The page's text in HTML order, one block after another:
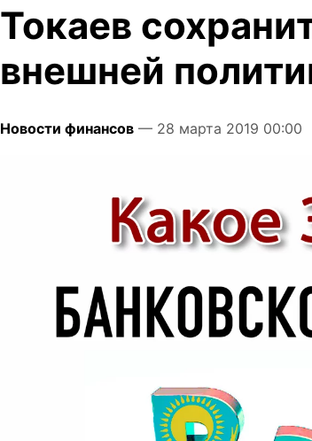
Токаев
внешней
Новости финансов — 28 марта 2019 00:00